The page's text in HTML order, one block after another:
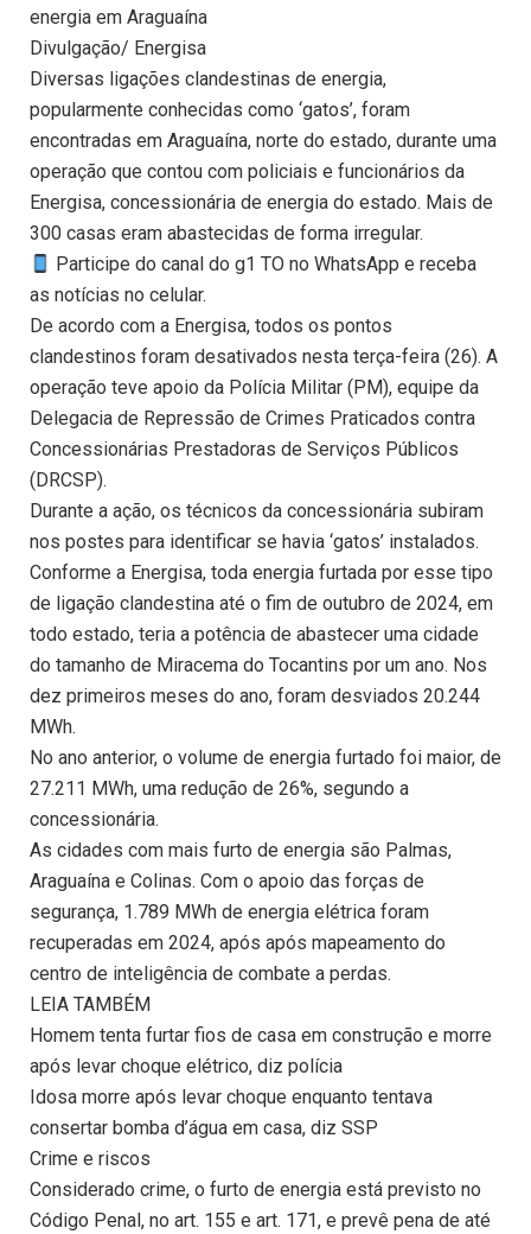
energia em Araguaína
Divulgação/ Energisa
Diversas ligações clandestinas de energia,
popularmente conhecidas como ‘gatos’, foram
encontradas em Araguaína, norte do estado, durante uma
operação que contou com policiais e funcionários da
Energisa, concessionária de energia do estado. Mais de
300 casas eram abastecidas de forma irregular.
Participe do canal do g1 TO no WhatsApp e receba
as notícias no celular.
De acordo com a Energisa, todos os pontos
clandestinos foram desativados nesta terça-feira (26). A
operação teve apoio da Polícia Militar (PM), equipe da
Delegacia de Repressão de Crimes Praticados contra
Concessionárias Prestadoras de Serviços Públicos
(DRCSP).
Durante a ação, os técnicos da concessionária subiram
nos postes para identificar se havia ‘gatos’ instalados.
Conforme a Energisa, toda energia furtada por esse tipo
de ligação clandestina até o fim de outubro de 2024, em
todo estado, teria a potência de abastecer uma cidade
do tamanho de Miracema do Tocantins por um ano. Nos
dez primeiros meses do ano, foram desviados 20.244
MWh.
No ano anterior, o volume de energia furtado foi maior, de
27.211 MWh, uma redução de 26%, segundo a
concessionária.
As cidades com mais furto de energia são Palmas,
Araguaína e Colinas. Com o apoio das forças de
segurança, 1.789 MWh de energia elétrica foram
recuperadas em 2024, após após mapeamento do
centro de inteligência de combate a perdas.
LEIA TAMBÉM
Homem tenta furtar fios de casa em construção e morre
após levar choque elétrico, diz polícia
Idosa morre após levar choque enquanto tentava
consertar bomba d’água em casa, diz SSP
Crime e riscos
Considerado crime, o furto de energia está previsto no
Código Penal, no art. 155 e art. 171, e prevê pena de até